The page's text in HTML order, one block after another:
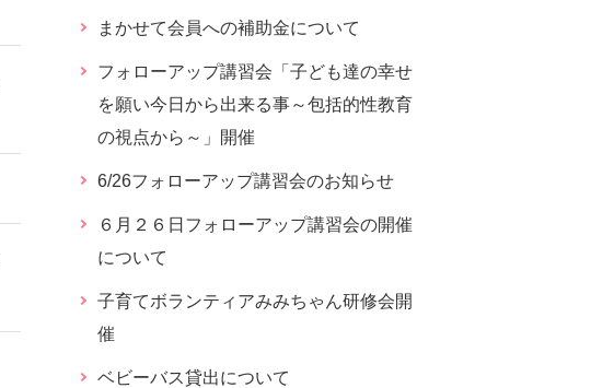
まかせて会員への補助金について
フォローアップ講習会「子ども達の幸せ
を願い今日から出来る事～包括的性教育
の視点から～」開催
6/26フォローアップ講習会のお知らせ
６月２６日フォローアップ講習会の開催
について
子育てボランティアみみちゃん研修会開
催
ベビーバス貸出について